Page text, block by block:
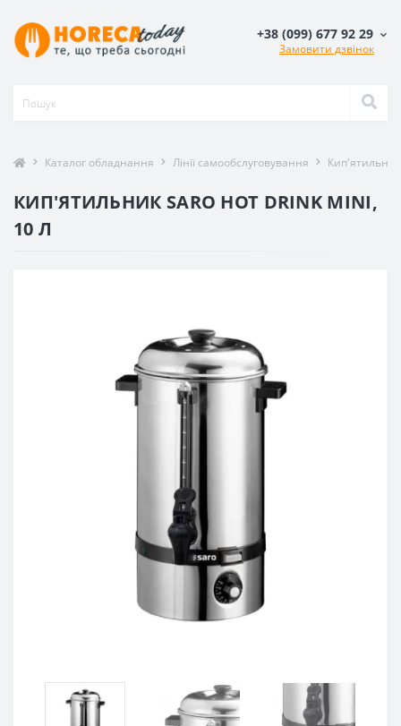
+38 (099) 677 92 29
Замовити дзвінок
Каталог обладнання Лінії самообслуговування
КИП'ЯТИЛЬНИК SARO HOT DRINK MINI,
10 Л